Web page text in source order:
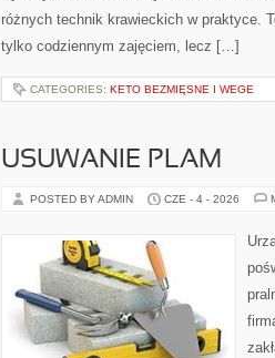
różnych technik krawieckich w praktyce.
tylko codziennym zajęciem, lecz […]
CATEGORIES: KETO BEZMIĘSNE I WEGE
USUWANIE PLAM
POSTED BY ADMIN CZE - 4 - 2026